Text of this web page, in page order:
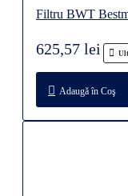
Filtru BWT
625,57 lei
Adaugă în Coş